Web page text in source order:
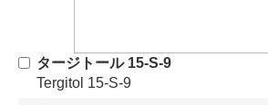
タージトール 15-S-9
Tergitol 15-S-9